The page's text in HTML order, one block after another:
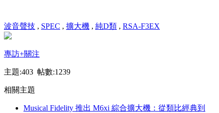
波音聲技 , SPEC , 擴大機 , 純D類 , RSA-F3EX
專訪+關注
主題:403 帖數:1239
相關主題
Musical Fidelity 推出 M6xi 綜合擴大機：從類比經典到